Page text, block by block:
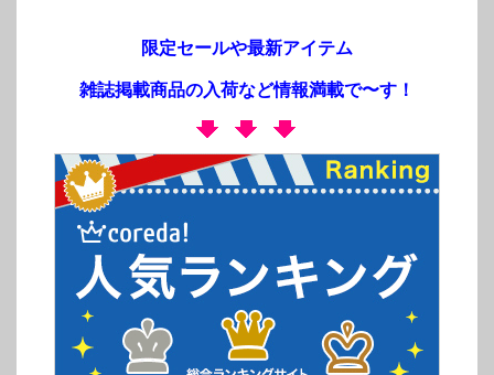
限定セールや最新アイテム
雑誌掲載商品の入荷など情報満載で〜す！